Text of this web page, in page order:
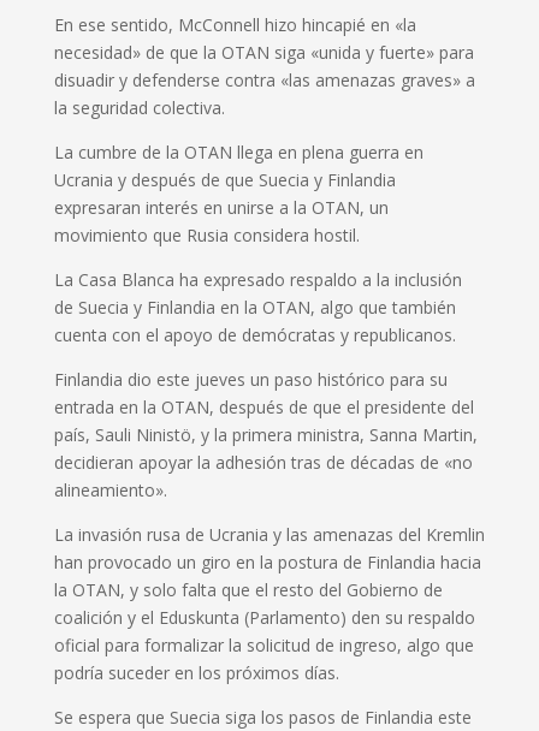
En ese sentido, McConnell hizo hincapié en «la
necesidad» de que la OTAN siga «unida y fuerte» para
disuadir y defenderse contra «las amenazas graves» a
la seguridad colectiva.
La cumbre de la OTAN llega en plena guerra en
Ucrania y después de que Suecia y Finlandia
expresaran interés en unirse a la OTAN, un
movimiento que Rusia considera hostil.
La Casa Blanca ha expresado respaldo a la inclusión
de Suecia y Finlandia en la OTAN, algo que también
cuenta con el apoyo de demócratas y republicanos.
Finlandia dio este jueves un paso histórico para su
entrada en la OTAN, después de que el presidente del
país, Sauli Ninistö, y la primera ministra, Sanna Martin,
decidieran apoyar la adhesión tras de décadas de «no
alineamiento».
La invasión rusa de Ucrania y las amenazas del Kremlin
han provocado un giro en la postura de Finlandia hacia
la OTAN, y solo falta que el resto del Gobierno de
coalición y el Eduskunta (Parlamento) den su respaldo
oficial para formalizar la solicitud de ingreso, algo que
podría suceder en los próximos días.
Se espera que Suecia siga los pasos de Finlandia este